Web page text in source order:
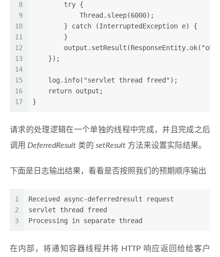
8
9
10
11
12
13
14
15
16
17
        try {
            Thread.sleep(6000);
        } catch (InterruptedException e) {
        }
    });
    log.info("servlet thread freed");
    return output;
}
请求的处理逻辑在一个单独的线程中完成，并且完成之后
调用 DeferredResult 类的 setResult 方法来设置实际结果。
下面是日志输出结果，看看是否按照我们的预期顺序输出
1
2
3
Received async-deferredresult request
servlet thread freed
Processing in separate thread
在内部，将通知容器线程并将 HTTP 响应返回给给客户